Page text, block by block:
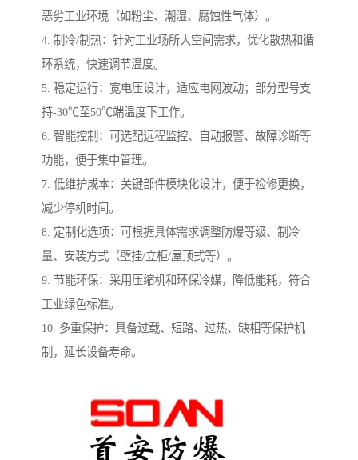
恶劣工业环境（如粉尘、潮湿、腐蚀性气体）。
4. 制冷/制热：针对工业场所大空间需求，优化散热和循
环系统，快速调节温度。
5. 稳定运行：宽电压设计，适应电网波动；部分型号支
持-30℃至50℃端温度下工作。
6. 智能控制：可选配远程监控、自动报警、故障诊断等
功能，便于集中管理。
7. 低维护成本：关键部件模块化设计，便于检修更换，
减少停机时间。
8. 定制化选项：可根据具体需求调整防爆等级、制冷
量、安装方式（壁挂/立柜/屋顶式等）。
9. 节能环保：采用压缩机和环保冷媒，降低能耗，符合
工业绿色标准。
10. 多重保护：具备过载、短路、过热、缺相等保护机
制，延长设备寿命。